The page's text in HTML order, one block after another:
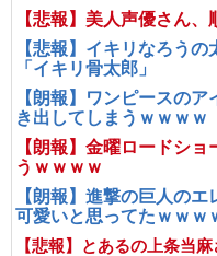
【悲報】美人声優さん
【悲報】イキリなろうの
「イキリ骨太郎」
【朗報】ワンピースの
き出してしまうｗｗｗｗ
【朗報】金曜ロードシ
うｗｗｗｗ
【朗報】進撃の巨人の
可愛いと思ってたｗｗｗ
【悲報】とあるの上条当